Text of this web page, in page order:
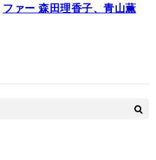
ファー 森田理香子、青山薫